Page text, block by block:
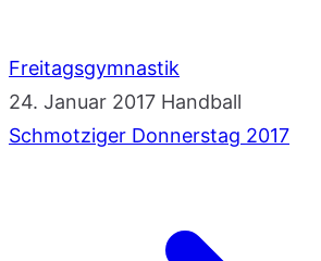
Freitagsgymnastik
24. Januar 2017 Handball
Schmotziger Donnerstag 2017